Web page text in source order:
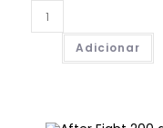
Adicionar